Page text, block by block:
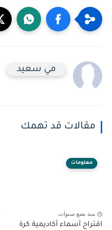
مي سعيد
مقالات قد تهمك
معلومات
منذ بضع سنوات
اقتراح أسماء أكاديمية كرة